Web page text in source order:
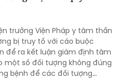
trưởng Viện Pháp y tâm thần
bị truy tố với cáo buộc
để ra kết luận giám định tâm
một số đối tượng không đúng
bệnh để các đối tượng